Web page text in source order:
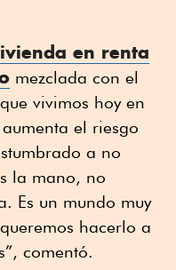
en renta
mezclada con el
vivimos hoy en
el riesgo
a no
la mano, no
Es un mundo muy
hacerlo a
comentó.